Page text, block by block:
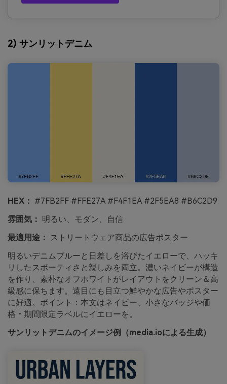
2) サンリットデニム
HEX： #7FB2FF #FFE27A #F4F1EA #2F5EA8 #B6C2D9
雰囲気： 明るい、モダン、自信
最適用途： ストリートウェア商品の広告ポスター
明るいデニムブルーと日差しを浴びたイエローで、ハッキ
リしたスポーティさと親しみを両立。濃いネイビーが構造
を作り、素朴なオフホワイトがレイアウトをクリーン＆高
級感に保ちます。遠目にも目立つ鮮やかな広告やポスター
に好適。ポイント：本文はネイビー、小さなバッジや価
格・期間限定ラベルにイエローを。
サンリットデニムのイメージ例（media.ioによる生成）